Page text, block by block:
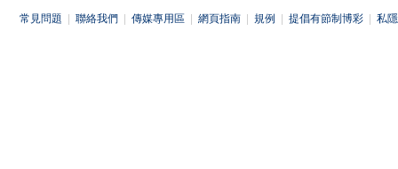
常見問題 聯絡我們 傳媒專用區 網頁指南 規例 提倡有節制博彩 私